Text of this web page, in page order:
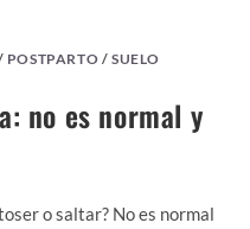
POSTPARTO /SUELO
no es normal y
o saltar? No es normal